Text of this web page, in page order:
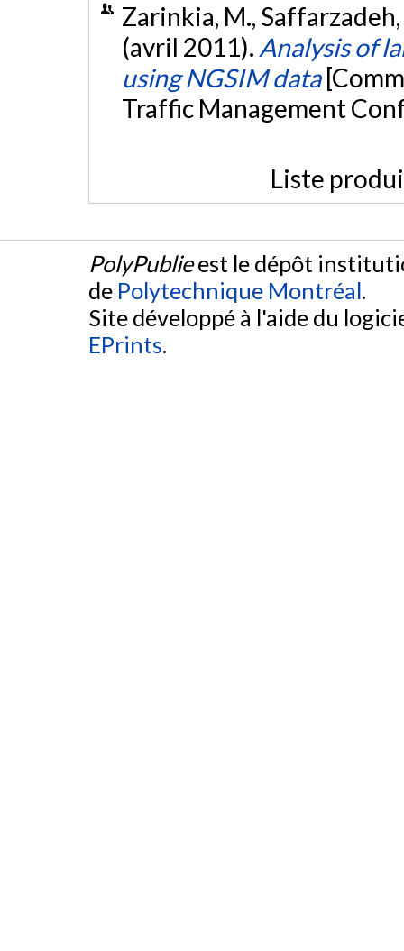
Zarinkia, M.,
(avril 2011). Analysis of
using NGSIM data
Traffic Management
Liste
PolyPublieest le dépôt
de Polytechnique Montréal.
Site développé à l'aide du
EPrints.